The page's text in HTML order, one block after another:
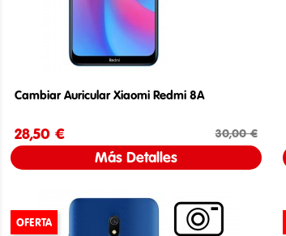
Cambiar Auricular Xiaomi Redmi 8A
28,50 € Precio base30,00 €
Más Detalles
OFERTA